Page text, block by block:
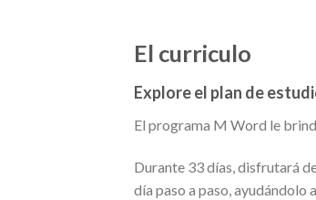
El curriculo
Explore el plan de
El programa M Word le
Durante 33 días, disfrutará
día paso a paso, ayudándolo